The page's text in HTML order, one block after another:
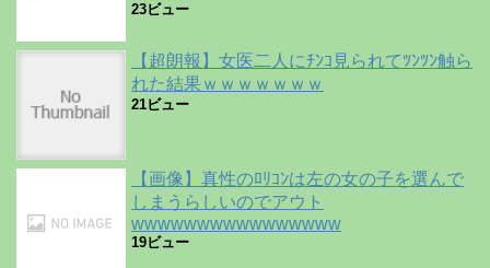
23ビュー
【超朗報】女医二人にﾁﾝｺ見られてﾂﾝﾂﾝ触ら
れた結果ｗｗｗｗｗｗｗ
21ビュー
【画像】真性のﾛﾘｺﾝは左の女の子を選んで
しまうらしいのでアウト
wwwwwwwwwwwwwwww
19ビュー